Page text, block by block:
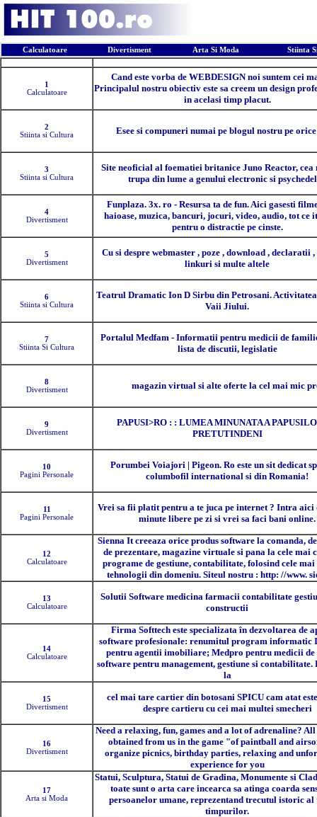
Calculatoare Divertisment Arta Si Moda
Stiinta
1
Calculatoare
Cand este vorba de WEBDESIGN noi suntem cei
Principalul nostru obiectiv este sa creem un design
in acelasi timp placut.
2
Stiinta si Cultura
Esee si compuneri numai pe blogul nostru pe
3
Stiinta si Cultura
Site neoficial al foematiei britanice Juno Reactor, cea
trupa din lume a genului electronic si
4
Divertisment
Funplaza. 3x. ro - Resursa ta de fun. Aici gasesti
haioase, muzica, bancuri, jocuri, video, audio, tot ce
pentru o distractie pe cinste.
5
Divertisment
Cu si despre webmaster , poze , download , declaratii
linkuri si multe altele
6
Stiinta si Cultura
Teatrul Dramatic Ion D Sirbu din Petrosani.
Vaii Jiului.
7
Stiinta Si Cultura
Portalul Medfam - Informatii pentru medicii de
lista de discutii, legislatie
8
Divertisment
magazin virtual si alte oferte la cel mai mic
9
Divertisment
PAPUSI>RO : : LUMEA MINUNATA A
PRETUTINDENI
10
Pagini Personale
Porumbei Voiajori | Pigeon. Ro este un sit dedicat
columbofil international si din Romania!
11
Pagini Personale
Vrei sa fii platit pentru a te juca pe internet ? Intra aici
minute libere pe zi si vrei sa faci bani online.
12
Calculatoare
Sienna It creeaza orice produs software la comanda,
de prezentare, magazine virtuale si pana la cele mai
programe de gestiune, contabilitate, folosind cele mai
tehnologii din domeniu. Siteul nostru : http: //www.
13
Calculatoare
Solutii Software medicina farmacii contabilitate
constructii
14
Calculatoare
Firma Softtech este specializata în dezvoltarea de
software profesionale: renumitul program informatic
pentru agentii imobiliare; Medpro pentru medicii
software pentru management, gestiune si contabilitate.
la
15
Divertisment
cel mai tare cartier din botosani SPICU cam atat este
despre cartieru cu cei mai multei smecheri
16
Divertisment
Need a relaxing, fun, games and a lot of adrenaline? All
obtained from us in the game "of paintball and
organize picnics, birthday parties, relaxing and
experience for you
17
Arta si Moda
Statui, Sculptura, Statui de Gradina, Monumente si
toate sunt o arta care incearca sa atinga coarda
persoanelor umane, reprezentand trecutul istoric
timpurilor.